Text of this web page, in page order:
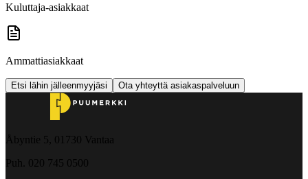
Kuluttaja-asiakkaat
Ammattiasiakkaat
Etsi lähin jälleenmyyjäsi Ota yhteyttä asiakaspalveluun
Åbyntie 5, 01730 Vantaa
Puh. 020 745 0500